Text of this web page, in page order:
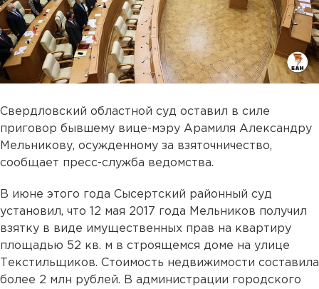
Свердловский областной суд оставил в силе
приговор бывшему вице-мэру Арамиля Александру
Мельникову, осужденному за взяточничество,
сообщает пресс-служба ведомства.
В июне этого года Сысертский районный суд
установил, что 12 мая 2017 года Мельников получил
взятку в виде имущественных прав на квартиру
площадью 52 кв. м в строящемся доме на улице
Текстильщиков. Стоимость недвижимости составила
более 2 млн рублей. В администрации городского